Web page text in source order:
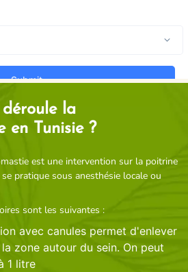
la
en Tunisie ?
est une intervention sur la poitrine
pratique sous anesthésie locale ou
sont les suivantes :
avec canules permet d'enlever
zone autour du sein. On peut
1 litre